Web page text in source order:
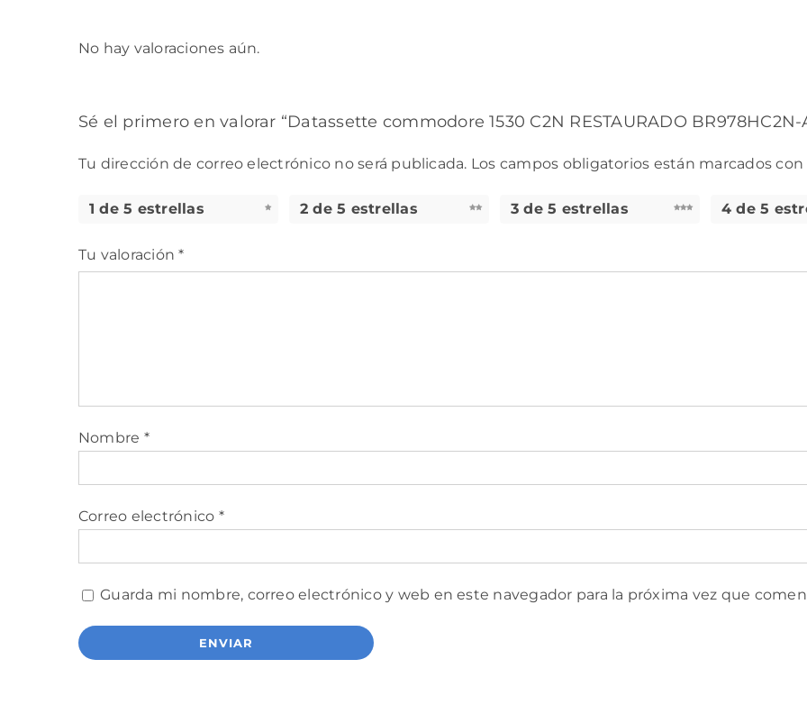
No hay valoraciones aún.
Sé el primero en valorar “Datassette commodore 1530 C2N RESTAURADO BR978HC2N-
Tu dirección de correo electrónico no será publicada. Los campos obligatorios están marcados con
1 de 5 estrellas 2 de 5 estrellas 3 de 5 estrellas 4 de 5
Tu valoración*
Nombre *
Correo electrónico *
Guarda mi nombre, correo electrónico y web en este navegador para la próxima vez que